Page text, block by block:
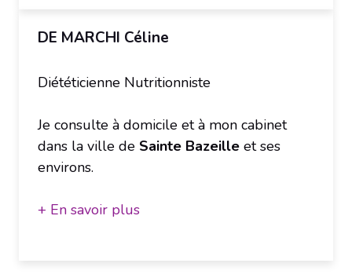
DE MARCHI Céline
Diététicienne Nutritionniste
Je consulte à domicile et à mon cabinet
dans la ville de Sainte Bazeille et ses
environs.
+ En savoir plus